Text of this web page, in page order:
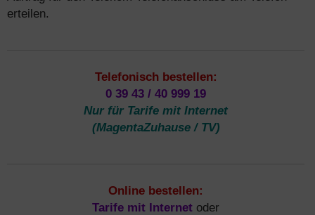
erteilen.
Telefonisch bestellen:
0 39 43 / 40 999 19
Nur für Tarife mit Internet
(MagentaZuhause / TV)
Online bestellen:
Tarife mit Internet oder